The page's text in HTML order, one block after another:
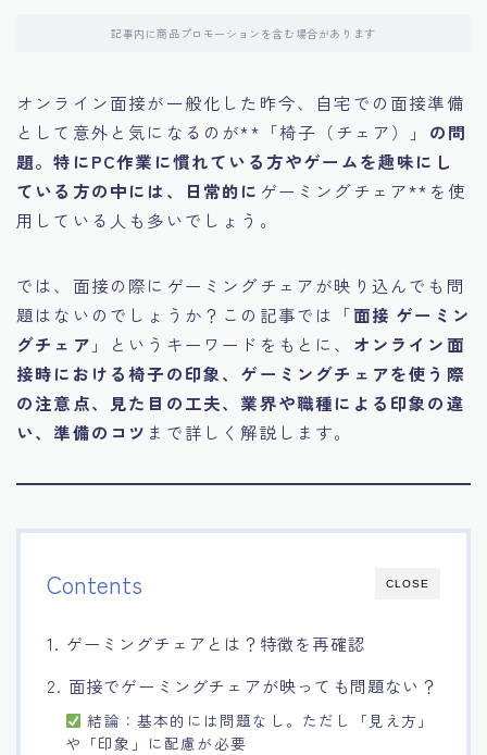
14.キャリアアップのための面接戦略
15.職場適応力をアピールする方法
16.エージェントと良好な関係を築く方法
17.面接でブランクを効果的に伝える方法
18.転職後の職場に適応するためのヒント
記事内に商品プロモーションを含む場合があります
オンライン面接が一般化した昨今、自宅での面接準備
として意外と気になるのが**「椅子（チェア）」 の問
題。特にPC作業に慣れている方やゲームを趣味にし
ている方の中には、日常的に ゲーミングチェア**を使
用している人も多いでしょう。
では、面接の際にゲーミングチェアが映り込んでも問
題はないのでしょうか？この記事では「面接 ゲーミン
グチェア 」というキーワードをもとに、 オンライン面
接時における椅子の印象、ゲーミングチェアを使う際
の注意点、見た目の工夫、業界や職種による印象の違
い、準備のコツ まで詳しく解説します。
CLOSE
Contents
1. ゲーミングチェアとは？特徴を再確認
2. 面接でゲーミングチェアが映っても問題ない？
結論：基本的には問題なし。ただし「見え方」
や「印象」に配慮が必要